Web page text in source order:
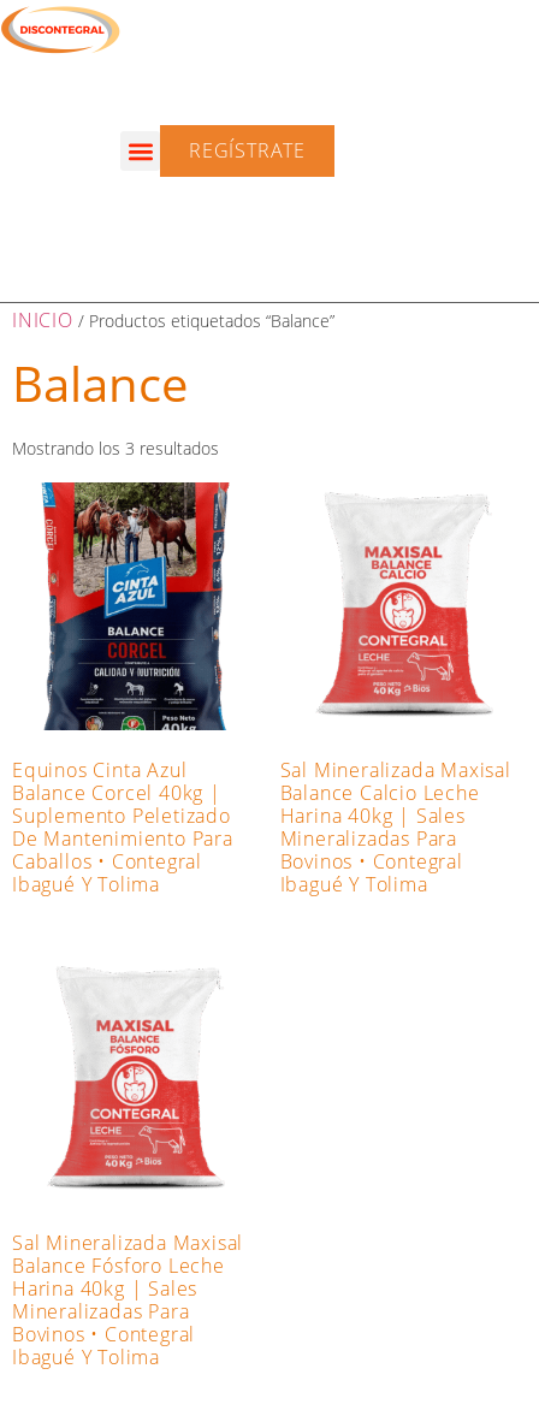
REGÍSTRATE
INICIO / Productos etiquetados “Balance”
Balance
Mostrando los 3 resultados
Equinos Cinta Azul
Balance Corcel 40kg |
Suplemento Peletizado
De Mantenimiento Para
Caballos • Contegral
Ibagué Y Tolima
Sal Mineralizada Maxisal
Balance Calcio Leche
Harina 40kg | Sales
Mineralizadas Para
Bovinos • Contegral
Ibagué Y Tolima
Sal Mineralizada Maxisal
Balance Fósforo Leche
Harina 40kg | Sales
Mineralizadas Para
Bovinos • Contegral
Ibagué Y Tolima